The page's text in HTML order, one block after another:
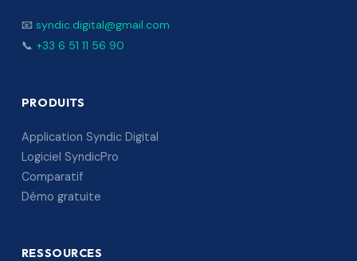
📧 syndic.digital@gmail.com
📞 +33 6 51 11 56 90
PRODUITS
Application Syndic Digital
Logiciel SyndicPro
Comparatif
Démo gratuite
RESSOURCES